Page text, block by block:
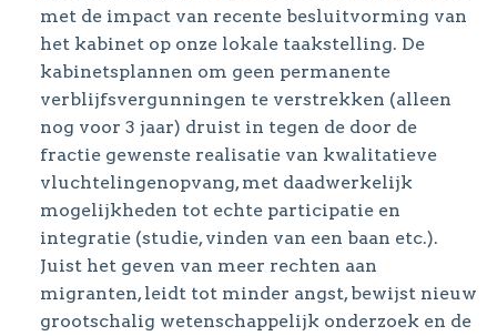
met de impact van recente besluitvorming van
het kabinet op onze lokale taakstelling. De
kabinetsplannen om geen permanente
verblijfsvergunningen te verstrekken (alleen
nog voor 3 jaar) druist in tegen de door de
fractie gewenste realisatie van kwalitatieve
vluchtelingenopvang, met daadwerkelijk
mogelijkheden tot echte participatie en
integratie (studie, vinden van een baan etc.).
Juist het geven van meer rechten aan
migranten, leidt tot minder angst, bewijst nieuw
grootschalig wetenschappelijk onderzoek en de